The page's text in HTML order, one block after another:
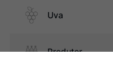
Uva
Produtor